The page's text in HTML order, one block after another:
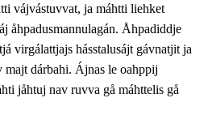
vájvástuvvat, ja máhtti liehket
åhpadusmannulagán. Åhpadiddje
virgálattjajs hásstalusájt gávnatjit ja
dárbahi. Ájnas le oahppij
jåhtuj nav ruvva gå máhttelis gå